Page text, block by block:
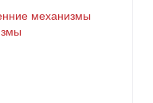
механизмы